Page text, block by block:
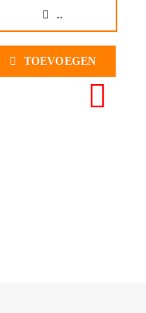
..
TOEVOEGEN